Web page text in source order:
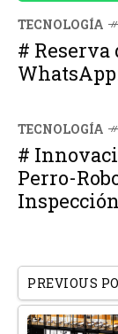
TECNOLOGÍA
# Reserva
TECNOLOGÍA
#
Perro-
PREVIOUS